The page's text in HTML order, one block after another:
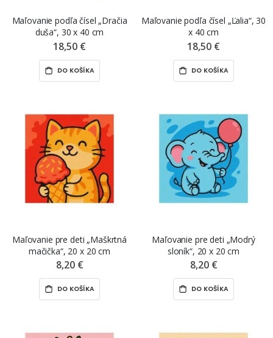
Maľovanie podľa čísel „Dračia
duša“, 30 x 40 cm
18,50 €
DO KOŠÍKA
Maľovanie podľa čísel „Ľalia“, 30
x 40 cm
18,50 €
DO KOŠÍKA
Maľovanie pre deti „Maškrtná
mačička“, 20 x 20 cm
8,20 €
DO KOŠÍKA
Maľovanie pre deti „Modrý
sloník“, 20 x 20 cm
8,20 €
DO KOŠÍKA